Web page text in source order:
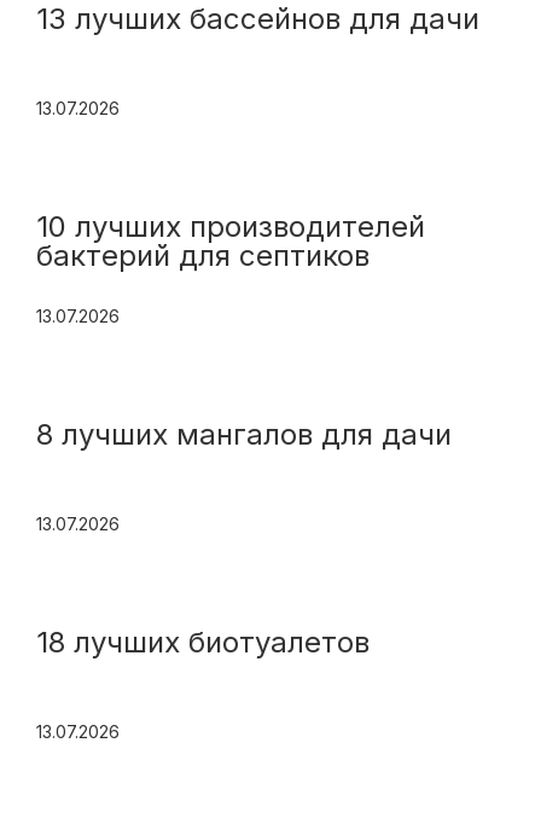
13 лучших бассейнов для дачи
13.07.2026
10 лучших производителей
бактерий для септиков
13.07.2026
8 лучших мангалов для дачи
13.07.2026
18 лучших биотуалетов
13.07.2026